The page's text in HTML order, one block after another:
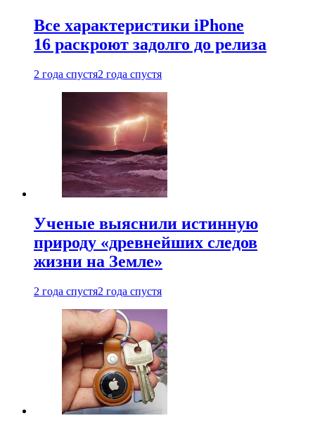
Все характеристики iPhone
16 раскроют задолго до релиза
2 года спустя2 года спустя
Ученые выяснили истинную
природу «древнейших следов
жизни на Земле»
2 года спустя2 года спустя